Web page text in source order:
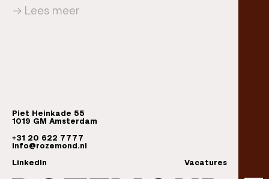
Lees meer
Piet Heinkade 55
1019 GM Amsterdam
+31 20 622 7777
info@rozemond.nl
LinkedIn
Vacatures